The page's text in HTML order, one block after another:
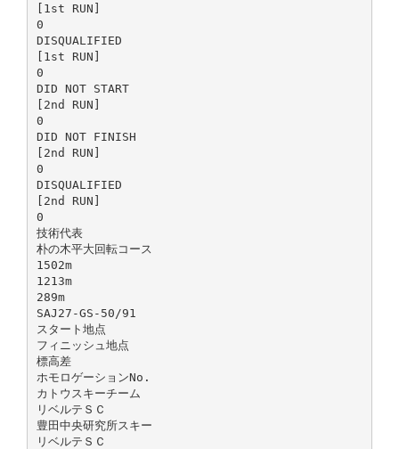
[1st RUN]
0
DISQUALIFIED
[1st RUN]
0
DID NOT START
[2nd RUN]
0
DID NOT FINISH
[2nd RUN]
0
DISQUALIFIED
[2nd RUN]
0
技術代表
朴の木平大回転コース
1502m
1213m
289m
SAJ27-GS-50/91
スタート地点
フィニッシュ地点
標高差
ホモロゲーションNo.
カトウスキーチーム
リベルテＳＣ
豊田中央研究所スキー
リベルテＳＣ